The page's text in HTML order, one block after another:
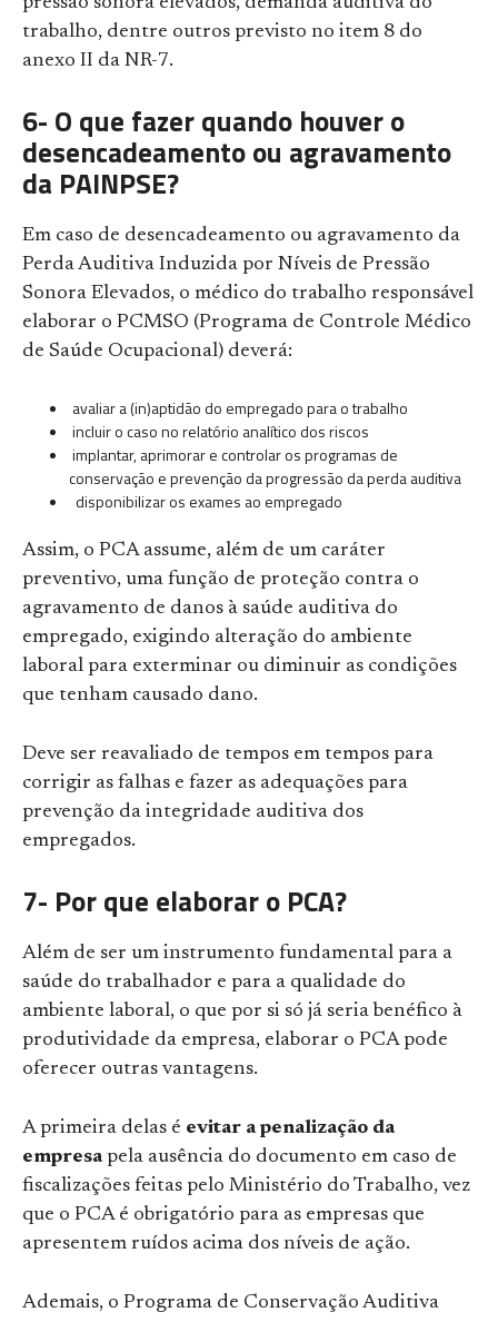
trabalho, dentre outros previsto no item 8 do
anexo II da NR-7.
6- O que fazer quando houver o
desencadeamento ou agravamento
da PAINPSE?
Em caso de desencadeamento ou agravamento da
Perda Auditiva Induzida por Níveis de Pressão
Sonora Elevados, o médico do trabalho responsável
elaborar o PCMSO (Programa de Controle Médico
de Saúde Ocupacional) deverá:
avaliar a (in)aptidão do empregado para o trabalho
incluir o caso no relatório analítico dos riscos
implantar, aprimorar e controlar os programas de
conservação e prevenção da progressão da perda auditiva
disponibilizar os exames ao empregado
Assim, o PCA assume, além de um caráter
preventivo, uma função de proteção contra o
agravamento de danos à saúde auditiva do
empregado, exigindo alteração do ambiente
laboral para exterminar ou diminuir as condições
que tenham causado dano.
Deve ser reavaliado de tempos em tempos para
corrigir as falhas e fazer as adequações para
prevenção da integridade auditiva dos
empregados.
7- Por que elaborar o PCA?
Além de ser um instrumento fundamental para a
saúde do trabalhador e para a qualidade do
ambiente laboral, o que por si só já seria benéfico à
produtividade da empresa, elaborar o PCA pode
oferecer outras vantagens.
A primeira delas é evitar a penalização da
empresapela ausência do documento em caso de
fiscalizações feitas pelo Ministério do Trabalho, vez
que o PCA é obrigatório para as empresas que
apresentem ruídos acima dos níveis de ação.
Ademais, o Programa de Conservação Auditiva